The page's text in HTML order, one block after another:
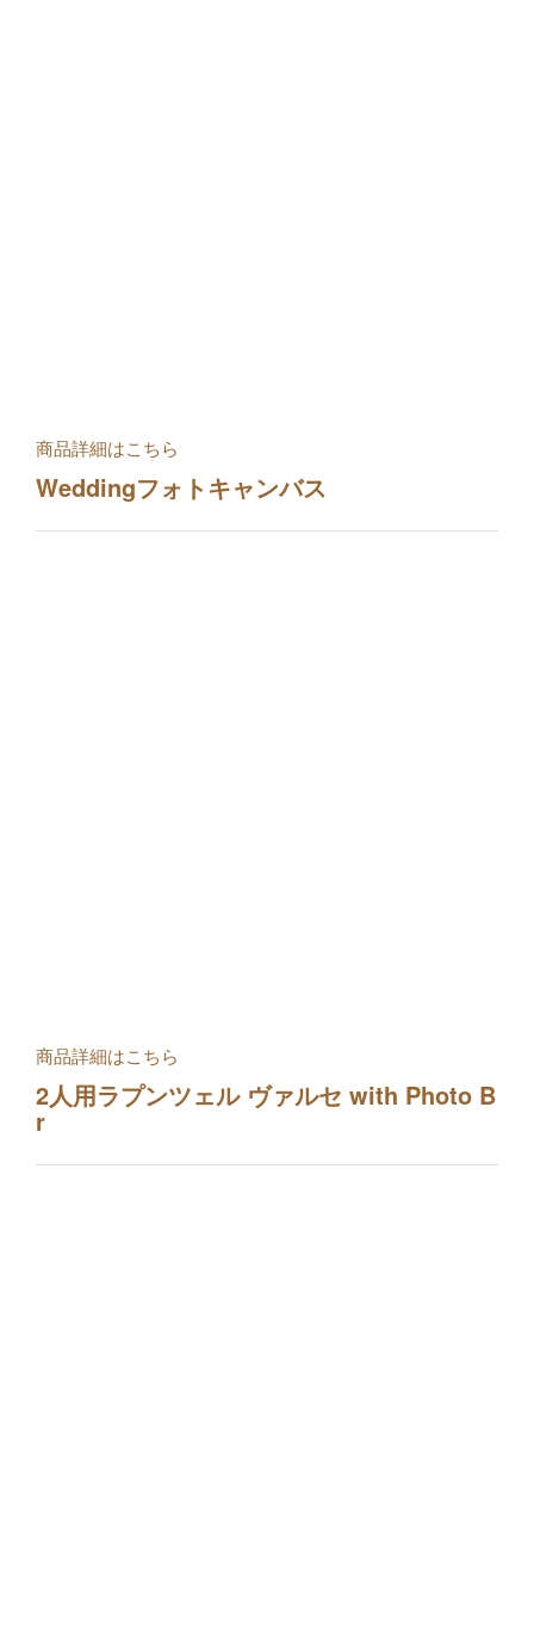
商品詳細はこちら
Weddingフォトキャンバス
商品詳細はこちら
2人用ラプンツェル ヴァルセ with Photo B
r